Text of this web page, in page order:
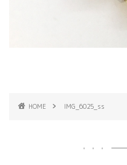
HOME IMG_6025_ss